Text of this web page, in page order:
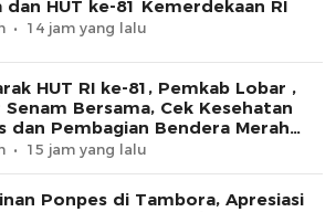
dan HUT ke-81 Kemerdekaan RI
14 jam yang lalu
HUT RI ke-81, Pemkab Lobar ,
Senam Bersama, Cek Kesehatan
dan Pembagian Bendera Merah
15 jam yang lalu
Ponpes di Tambora, Apresiasi